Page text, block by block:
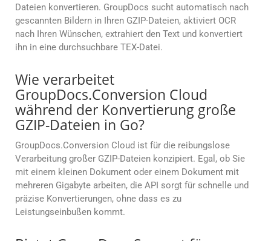
Dateien konvertieren. GroupDocs sucht automatisch nach
gescannten Bildern in Ihren GZIP-Dateien, aktiviert OCR
nach Ihren Wünschen, extrahiert den Text und konvertiert
ihn in eine durchsuchbare TEX-Datei.
Wie verarbeitet
GroupDocs.Conversion Cloud
während der Konvertierung große
GZIP-Dateien in Go?
GroupDocs.Conversion Cloud ist für die reibungslose
Verarbeitung großer GZIP-Dateien konzipiert. Egal, ob Sie
mit einem kleinen Dokument oder einem Dokument mit
mehreren Gigabyte arbeiten, die API sorgt für schnelle und
präzise Konvertierungen, ohne dass es zu
Leistungseinbußen kommt.